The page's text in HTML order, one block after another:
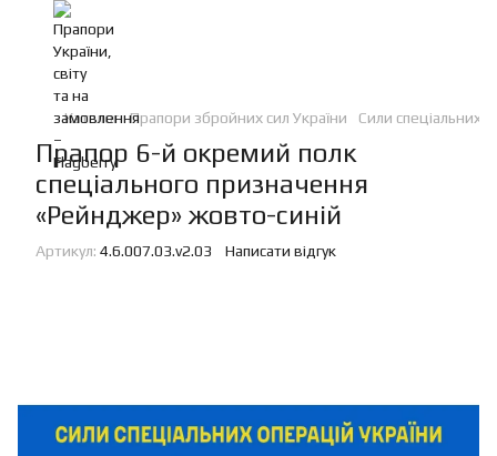
Каталог Прапори збройних сил України Сили спеціальних
Прапор 6-й окремий полк
спеціального призначення
«Рейнджер» жовто-синій
Артикул: 4.6.007.03.v2.03 Написати відгук